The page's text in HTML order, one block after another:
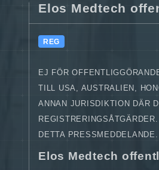
Elos Medtech
REG
EJ FÖR
TILL USA, AUSTRALIEN,
ANNAN JURISDIKTION DÄR
DETTA PRESSMEDDELANDE.
Elos Medtech